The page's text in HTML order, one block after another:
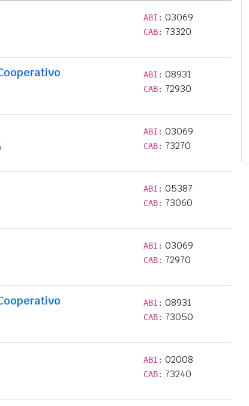
ABI: 03069
CAB: 73320
ABI: 08931
CAB: 72930
ABI: 03069
CAB: 73270
ABI: 05387
CAB: 73060
ABI: 03069
CAB: 72970
ABI: 08931
CAB: 73050
ABI: 02008
CAB: 73240